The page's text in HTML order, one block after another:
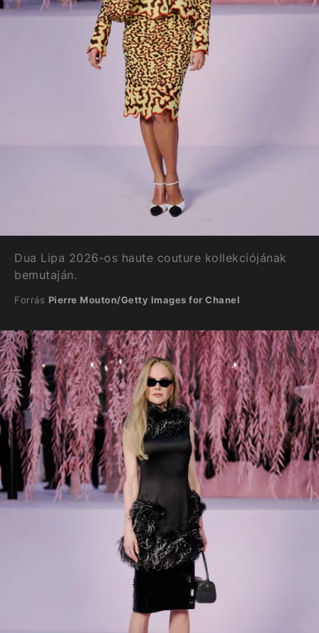
Dua Lipa 2026-os haute couture kollekciójának
bemutaján.
Forrás Pierre Mouton/Getty Images for Chanel